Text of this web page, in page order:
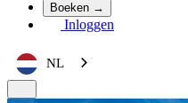
Boeken →
Inloggen
NL